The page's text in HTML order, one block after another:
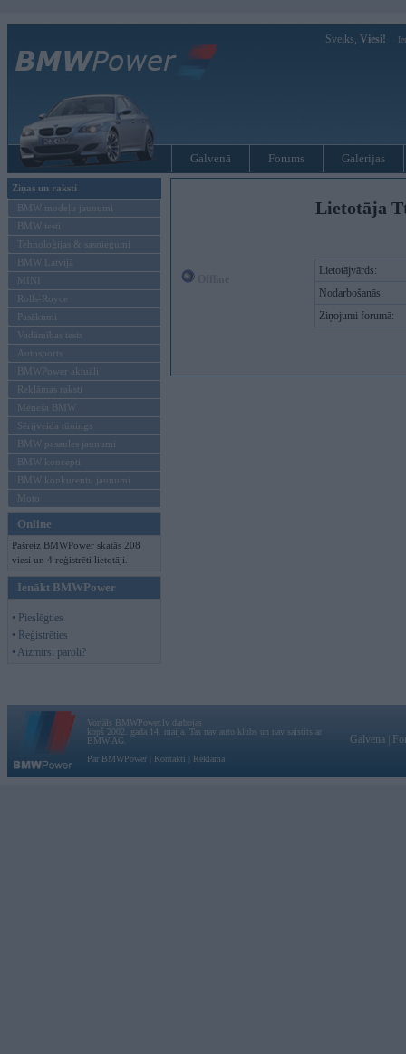
Sveiks, Viesi!
Galvenā Forums Galerijas
Ziņas un raksti
BMW modeļu jaunumi
BMW testi
Tehnoloģijas & sasniegumi
BMW Latvijā
MINI
Rolls-Royce
Pasākumi
Vadāmības tests
Autosports
BMWPower aktuāli
Reklāmas raksti
Mēneša BMW
Sērijveida tūnings
BMW pasaules jaunumi
BMW koncepti
BMW konkurentu jaunumi
Moto
Online
Pašreiz BMWPower skatās 208
viesi un 4 reģistrēti lietotāji.
Ienākt BMWPower
• Pieslēgties
• Reģistrēties
• Aizmirsi paroli?
Lietotāja
Lietotājvārds:
Nodarbošanās:
Ziņojumi forumā:
Vortāls BMWPower.lv darbojas
kopš 2002. gada 14. maija. Tas nav auto klubs un nav saistīts ar
BMW AG.
Par BMWPower
Kontakti Reklāma
Galvena